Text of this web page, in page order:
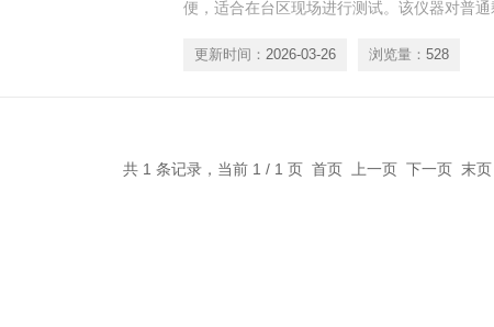
便，适合在台区现场进行测试。该仪器对普
更新时间： 2026-03-26 浏览量： 528
共 1 条记录，当前 1 / 1 页 首页 上一页 下一页 末